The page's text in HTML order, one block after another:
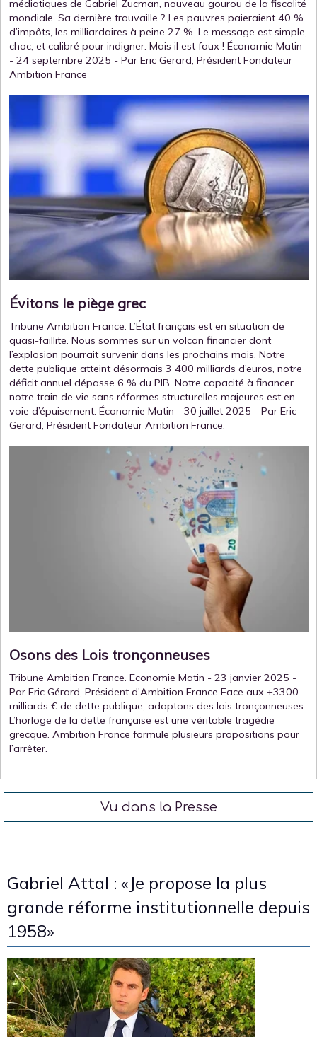
médiatiques de Gabriel Zucman, nouveau gourou de la fiscalité
mondiale. Sa dernière trouvaille ? Les pauvres paieraient 40 %
d’impôts, les milliardaires à peine 27 %. Le message est simple,
choc, et calibré pour indigner. Mais il est faux ! Économie Matin
- 24 septembre 2025 - Par Eric Gerard, Président Fondateur
Ambition France
Évitons le piège grec
Tribune Ambition France. L’État français est en situation de
quasi-faillite. Nous sommes sur un volcan financier dont
l’explosion pourrait survenir dans les prochains mois. Notre
dette publique atteint désormais 3 400 milliards d’euros, notre
déficit annuel dépasse 6 % du PIB. Notre capacité à financer
notre train de vie sans réformes structurelles majeures est en
voie d’épuisement. Économie Matin - 30 juillet 2025 - Par Eric
Gerard, Président Fondateur Ambition France.
Osons des Lois tronçonneuses
Tribune Ambition France. Economie Matin - 23 janvier 2025 -
Par Eric Gérard, Président d'Ambition France Face aux +3300
milliards € de dette publique, adoptons des lois tronçonneuses
L’horloge de la dette française est une véritable tragédie
grecque. Ambition France formule plusieurs propositions pour
l’arrêter.
Vu dans la Presse
Gabriel Attal : «Je propose la plus
grande réforme institutionnelle depuis
1958»